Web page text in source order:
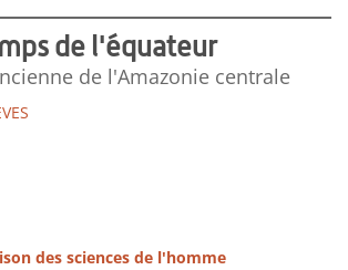
de l'équateur
de l'Amazonie centrale
des sciences de l'homme